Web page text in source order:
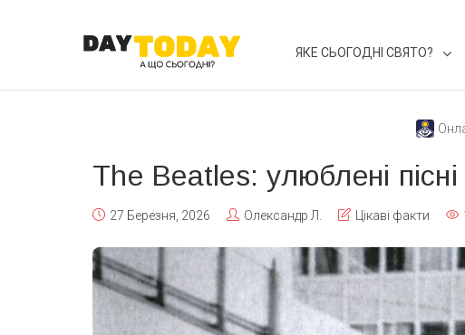
ЯКЕ СЬОГОДНІ СВЯТО?
The Beatles: улюблені пісні
27 Березня, 2026 Олександр Л. Цікаві факти